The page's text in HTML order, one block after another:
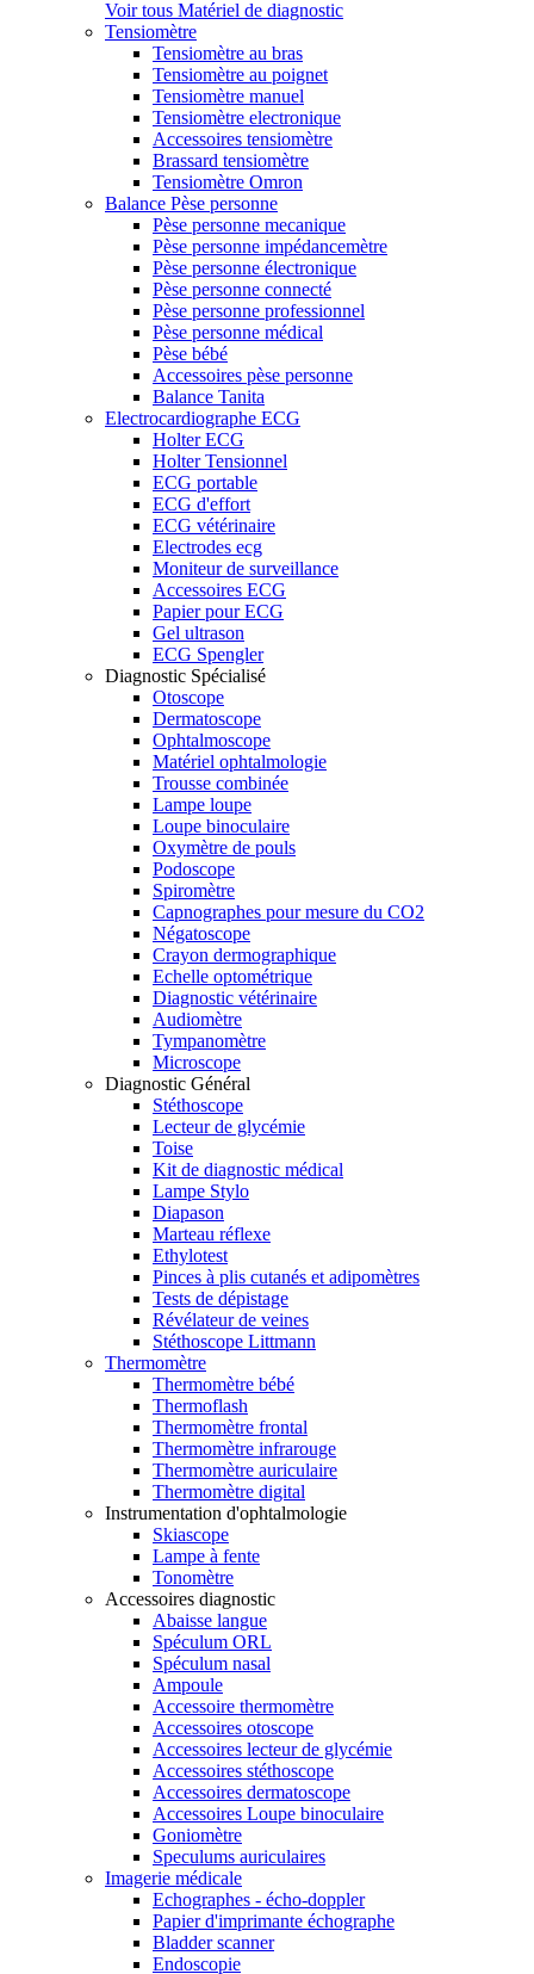
Voir tous Matériel de diagnostic
Tensiomètre
Tensiomètre au bras
Tensiomètre au poignet
Tensiomètre manuel
Tensiomètre electronique
Accessoires tensiomètre
Brassard tensiomètre
Tensiomètre Omron
Balance Pèse personne
Pèse personne mecanique
Pèse personne impédancemètre
Pèse personne électronique
Pèse personne connecté
Pèse personne professionnel
Pèse personne médical
Pèse bébé
Accessoires pèse personne
Balance Tanita
Electrocardiographe ECG
Holter ECG
Holter Tensionnel
ECG portable
ECG d'effort
ECG vétérinaire
Electrodes ecg
Moniteur de surveillance
Accessoires ECG
Papier pour ECG
Gel ultrason
ECG Spengler
Diagnostic Spécialisé
Otoscope
Dermatoscope
Ophtalmoscope
Matériel ophtalmologie
Trousse combinée
Lampe loupe
Loupe binoculaire
Oxymètre de pouls
Podoscope
Spiromètre
Capnographes pour mesure du CO2
Négatoscope
Crayon dermographique
Echelle optométrique
Diagnostic vétérinaire
Audiomètre
Tympanomètre
Microscope
Diagnostic Général
Stéthoscope
Lecteur de glycémie
Toise
Kit de diagnostic médical
Lampe Stylo
Diapason
Marteau réflexe
Ethylotest
Pinces à plis cutanés et adipomètres
Tests de dépistage
Révélateur de veines
Stéthoscope Littmann
Thermomètre
Thermomètre bébé
Thermoflash
Thermomètre frontal
Thermomètre infrarouge
Thermomètre auriculaire
Thermomètre digital
Instrumentation d'ophtalmologie
Skiascope
Lampe à fente
Tonomètre
Accessoires diagnostic
Abaisse langue
Spéculum ORL
Spéculum nasal
Ampoule
Accessoire thermomètre
Accessoires otoscope
Accessoires lecteur de glycémie
Accessoires stéthoscope
Accessoires dermatoscope
Accessoires Loupe binoculaire
Goniomètre
Speculums auriculaires
Imagerie médicale
Echographes - écho-doppler
Papier d'imprimante échographe
Bladder scanner
Endoscopie